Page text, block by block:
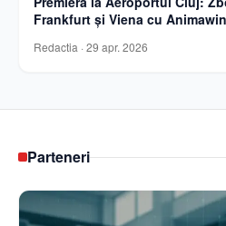
Frankfurt și Viena cu
Redactia · 29 apr. 2026
Parteneri